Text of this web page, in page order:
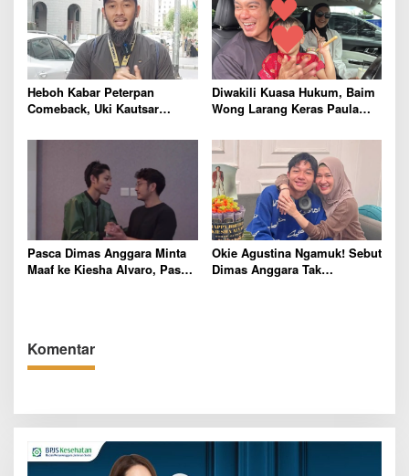
Heboh Kabar Peterpan
Comeback, Uki Kautsar
Diwakili Kuasa Hukum, Baim
Wong Larang Keras Paula
Sekolah
Pasca Dimas Anggara Minta
Maaf ke Kiesha Alvaro, Pasha
Okie Agustina Ngamuk! Sebut
Dimas Anggara Tak
Komentar